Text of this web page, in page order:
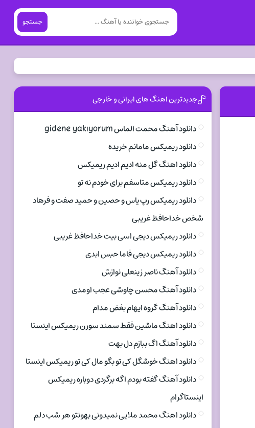
جستجو
جدیدترین اهنگ های ایرانی و خارجی
دانلود آهنگ محمت الماس gidene yakıyorum
دانلود ریمیکس مامانم خریده
دانلود اهنگ گل منه ادیم ادیم ریمیکس
دانلود ریمیکس متاسفم برای خودم نه تو
دانلود ریمیکس رپ یاس و حصین و حمید صفت و فرهاد
شخص خداحافظ غریبی
دانلود ریمیکس دیجی اسی بیت خداحافظ غریبی
دانلود ریمیکس دیجی فاما حبس ابدی
دانلود آهنگ ناصر زینعلی نوازش
دانلود آهنگ محسن چاوشی عجب اومدی
دانلود آهنگ گروه ایهام بغض مدام
دانلود اهنگ ماشین فقط سمند سورن ریمیکس اینستا
دانلود آهنگ اگ ببازم دل بهت
دانلود اهنگ خوشگل کی تو بگو مال کی تو ریمیکس اینستا
دانلود آهنگ گفته بودم اگه برگردی دوباره ریمیکس
اینستاگرام
دانلود اهنگ محمد ملایی نمیدونی بهونتو هر شب دلم